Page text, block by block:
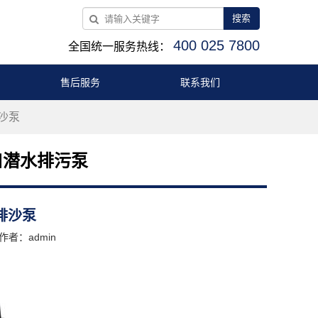
搜索
全国统一服务热线： 400 025 7800
售后服务 联系我们
泵
水排污泵
沙泵
者：admin